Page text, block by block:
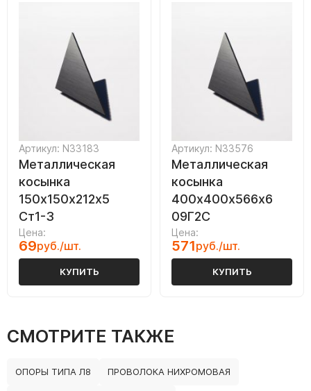
Артикул: N33183
Металлическая
косынка
150х150х212х5
Ст1-3
Цена:
69руб./шт.
КУПИТЬ
Артикул: N33576
Металлическая
косынка
400х400х566х6
09Г2С
Цена:
571руб./шт.
КУПИТЬ
СМОТРИТЕ ТАКЖЕ
ОПОРЫ ТИПА Л8 ПРОВОЛОКА НИХРОМОВАЯ